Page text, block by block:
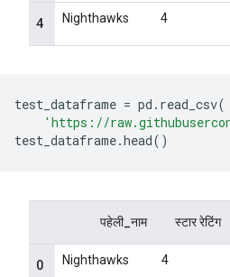
test_dataframe = pd . read_csv(
'https://
test_dataframe.head()